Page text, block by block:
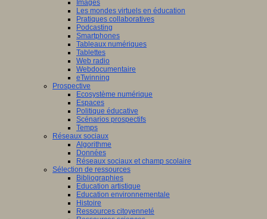
Images
Les mondes virtuels en éducation
Pratiques collaboratives
Podcasting
Smartphones
Tableaux numériques
Tablettes
Web radio
Webdocumentaire
eTwinning
Prospective
Ecosystème numérique
Espaces
Politique éducative
Scénarios prospectifs
Temps
Réseaux sociaux
Algorithme
Données
Réseaux sociaux et champ scolaire
Sélection de ressources
Bibliographies
Education artistique
Education environnementale
Histoire
Ressources citoyenneté